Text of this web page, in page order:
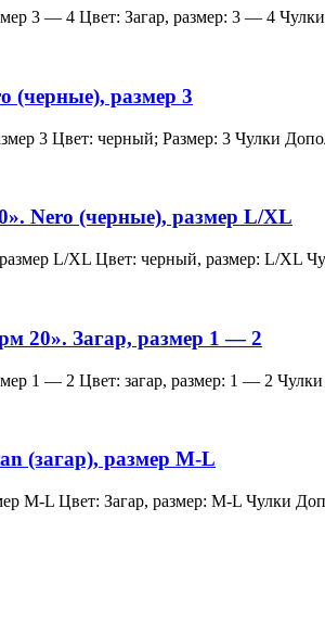
3 — 4 Цвет: Загар, размер: 3 — 4
(черные), размер 3
3 Цвет: черный; Размер: 3 Чулки
Nero (черные), размер L/XL
L/XL Цвет: черный, размер: L/XL
20». Загар, размер 1 — 2
1 — 2 Цвет: загар, размер: 1 — 2
(загар), размер M-L
M-L Цвет: Загар, размер: M-L Чулки